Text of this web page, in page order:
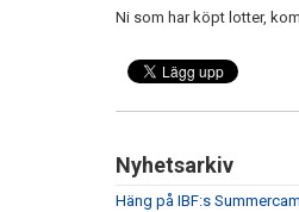
Ni som har köpt lotter,
Nyhetsarkiv
Häng på IBF:s